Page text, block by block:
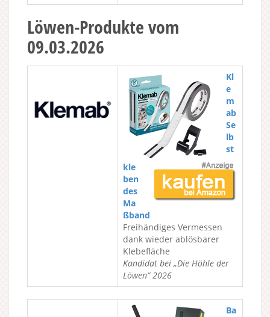
Löwen-Produkte vom
09.03.2026
Kl
e
m
ab
Se
lb
st
kle
ben
des
Ma
ßband
Freihändiges Vermessen
dank wieder ablösbarer
Klebefläche
Kandidat bei „Die Höhle der
Löwen“ 2026
Ba